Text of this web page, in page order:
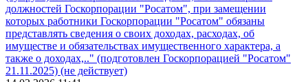
должностей Госкорпорации "Росатом", при замещении
которых работники Госкорпорации "Росатом" обязаны
представлять сведения о своих доходах, расходах, об
имуществе и обязательствах имущественного характера, а
также о доходах,.." (подготовлен Госкорпорацией "Росатом"
21.11.2025) (не действует)